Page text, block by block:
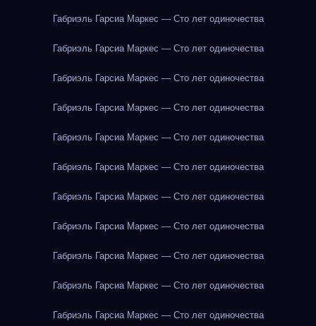
Габриэль Гарсиа Маркес — Сто лет одиночества
Габриэль Гарсиа Маркес — Сто лет одиночества
Габриэль Гарсиа Маркес — Сто лет одиночества
Габриэль Гарсиа Маркес — Сто лет одиночества
Габриэль Гарсиа Маркес — Сто лет одиночества
Габриэль Гарсиа Маркес — Сто лет одиночества
Габриэль Гарсиа Маркес — Сто лет одиночества
Габриэль Гарсиа Маркес — Сто лет одиночества
Габриэль Гарсиа Маркес — Сто лет одиночества
Габриэль Гарсиа Маркес — Сто лет одиночества
Габриэль Гарсиа Маркес — Сто лет одиночества